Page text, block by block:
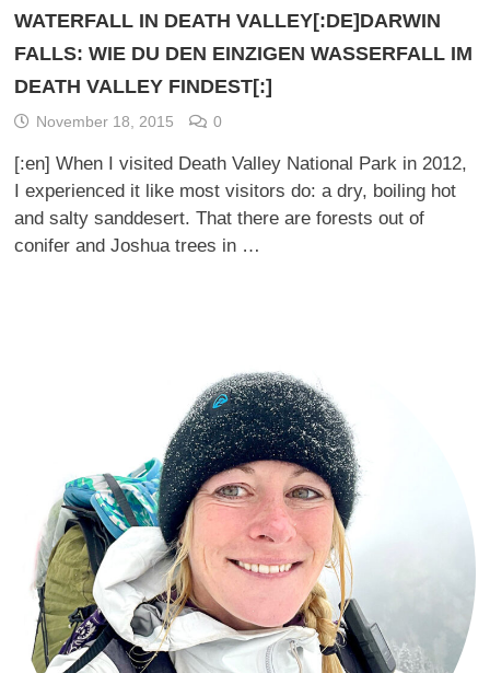
WATERFALL IN DEATH VALLEY[:DE]DARWIN
FALLS: WIE DU DEN EINZIGEN WASSERFALL IM
DEATH VALLEY FINDEST[:]
November 18, 2015 0
[:en] When I visited Death Valley National Park in 2012,
I experienced it like most visitors do: a dry, boiling hot
and salty sanddesert. That there are forests out of
conifer and Joshua trees in …